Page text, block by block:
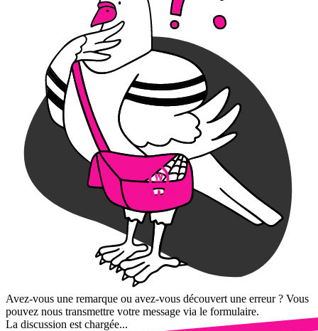
Avez-vous une remarque ou avez-vous découvert une erreur ? Vous
pouvez nous transmettre votre message via le formulaire.
La discussion est chargée...